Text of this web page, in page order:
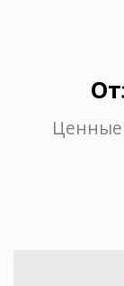
Ценные